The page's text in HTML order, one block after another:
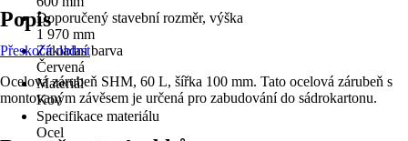
Doporučený stavební rozměr, výška
1 970 mm
Základní barva
Červená
Materiál
Kov
Specifikace materiálu
Ocel
Popis
Přeskočit oblast
Ocelová zárubeň SHM, 60 L, šířka 100 mm. Tato ocelová zárubeň s
montovaným závěsem je určená pro zabudování do sádrokartonu.